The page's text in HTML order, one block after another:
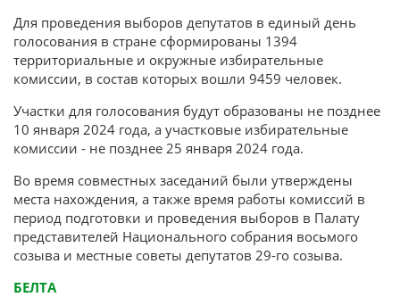
Для проведения выборов депутатов в единый день
голосования в стране сформированы 1394
территориальные и окружные избирательные
комиссии, в состав которых вошли 9459 человек.
Участки для голосования будут образованы не позднее
10 января 2024 года, а участковые избирательные
комиссии - не позднее 25 января 2024 года.
Во время совместных заседаний были утверждены
места нахождения, а также время работы комиссий в
период подготовки и проведения выборов в Палату
представителей Национального собрания восьмого
созыва и местные советы депутатов 29-го созыва.
БЕЛТА